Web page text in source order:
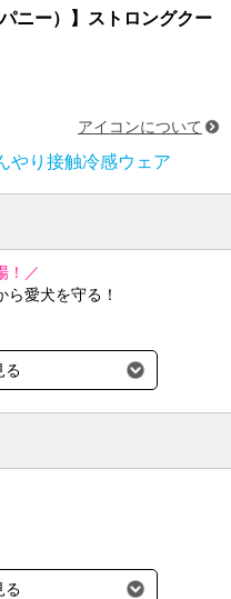
ニー）】ストロングクー
アイコンについて
やり接触冷感ウェア
！／
愛犬を守る！
す。
やすい。
楽しくするために、1998年に
る
る